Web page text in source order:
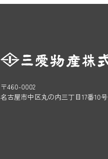
〒460-0002
名古屋市中区丸の内三丁目17番10号